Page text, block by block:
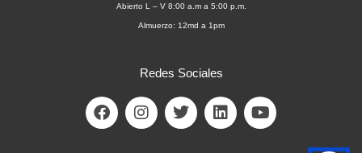
Abierto L – V 8:00 a.m a 5:00 p.m.
Almuerzo: 12md a 1pm
Redes Sociales
F
a
I
n
T
w
L
i
Y
o